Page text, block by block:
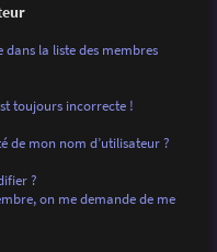
la liste des membres
toujours incorrecte !
de mon nom d’utilisateur ?
?
on me demande de me